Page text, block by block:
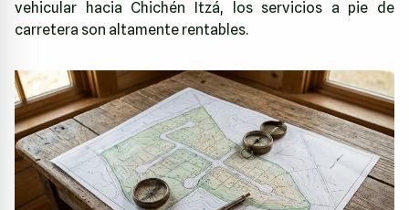
vehicular hacia Chichén Itzá, los servicios a pie de
carretera son altamente rentables.